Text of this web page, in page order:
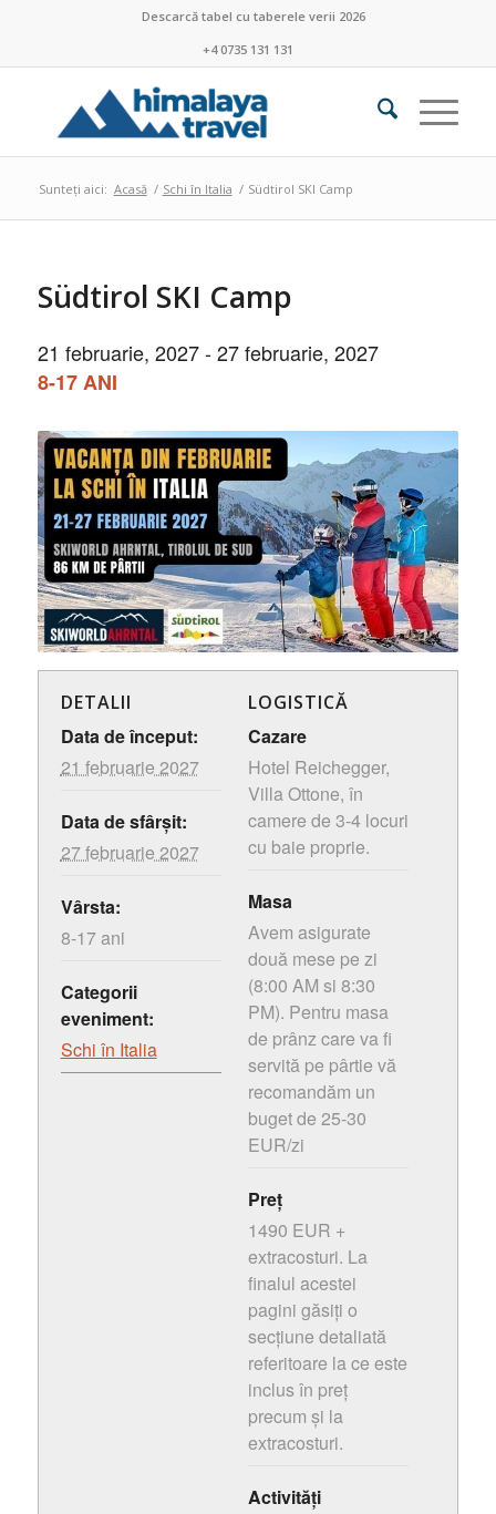
Descarcă tabel cu taberele verii 2026
+4 0735 131 131
Sunteți aici: Acasă / Schi în Italia / Südtirol SKI Camp
Südtirol SKI Camp
21 februarie, 2027-27 februarie, 2027
8-17 ANI
DETALII
Data de început:
21 februarie 2027
Data de sfârșit:
27 februarie 2027
Vârsta:
8-17 ani
Categorii
eveniment:
Schi în Italia
LOGISTICĂ
Cazare
Hotel Reichegger,
Villa Ottone, în
camere de 3-4 locuri
cu baie proprie.
Masa
Avem asigurate
două mese pe zi
(8:00 AM si 8:30
PM). Pentru masa
de prânz care va fi
servită pe pârtie vă
recomandăm un
buget de 25-30
EUR/zi
Preț
1490 EUR +
extracosturi. La
finalul acestei
pagini găsiți o
secțiune detaliată
referitoare la ce este
inclus în preț
precum și la
extracosturi.
Activități